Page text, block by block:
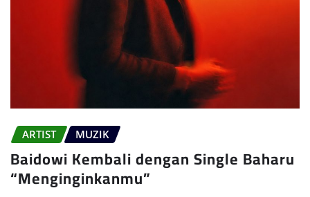
ARTIST MUZIK
Baidowi Kembali dengan Single Baharu
“Menginginkanmu”